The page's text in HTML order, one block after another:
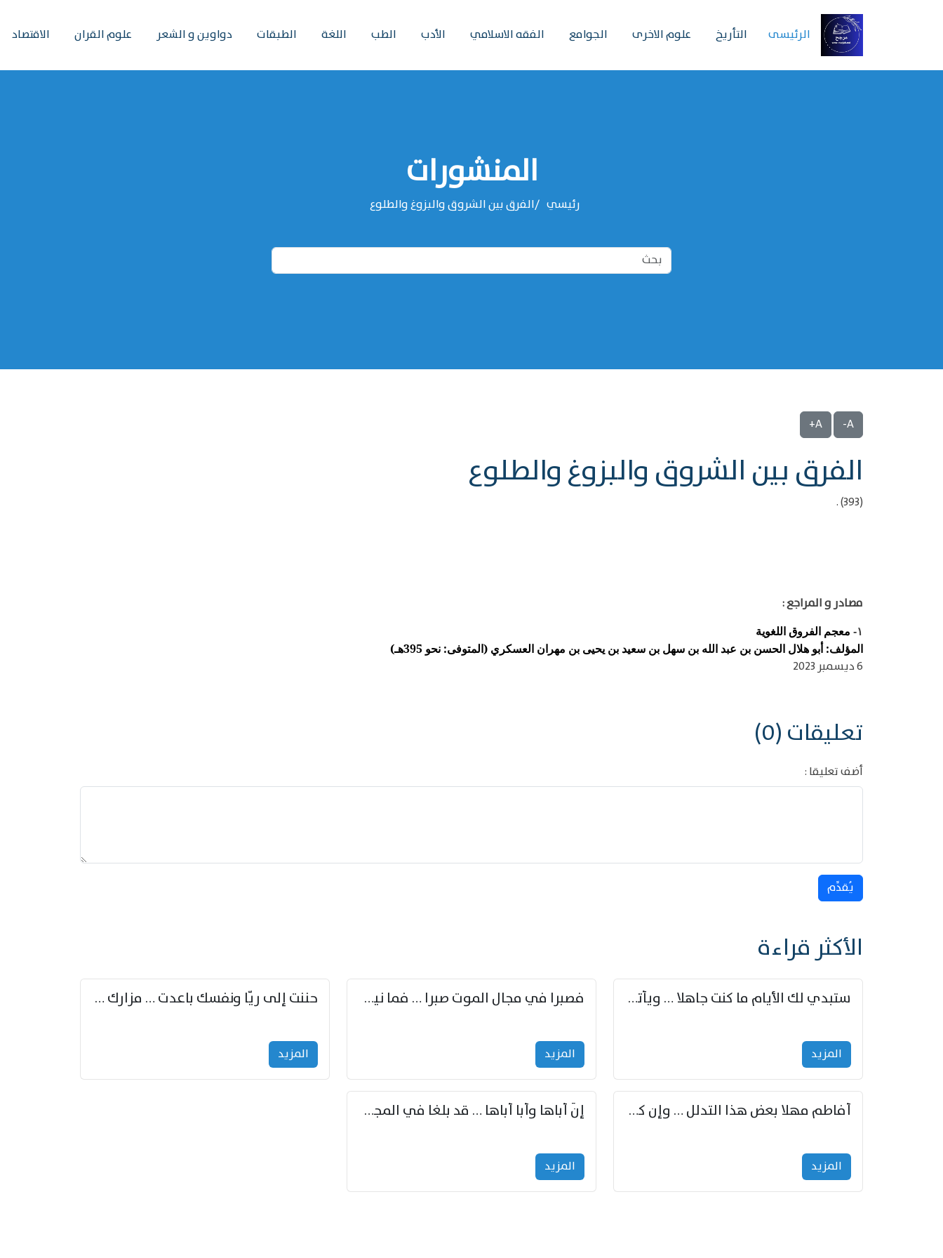
الرئیسی التأريخ علوم الاخرى الجوامع الفقه الاسلامي الأدب الطب اللغة الطبقات دواوين و الشعر علوم القران الاقتصاد
المنشورات
رئيسي الفرق بين الشروق والبزوغ والطلوع
A-
A+
الفرق بين الشروق والبزوغ والطلوع
(393) .
مصادر و المراجع :
١-
معجم الفروق اللغوية
المؤلف: أبو هلال الحسن بن عبد الله بن سهل بن سعيد بن يحيى بن مهران العسكري (المتوفى: نحو 395هـ)
6 ديسمبر 2023
تعليقات (0)
أضف تعليقا :
يُقدِّم
الأكثر قراءة
ستبدي لك الأيام ما كنت جاهلا … ويأتيك بالأخبار من لم تزوّد
المزید
فصبرا في مجال الموت صبرا … فما نيل الخلود بمستطاع
المزید
حننت إلى ريّا ونفسك باعدت … مزارك من ريّا وشعباكما معا
المزید
أفاطم مهلا بعض هذا التدلل … وإن كنت قد أزمعت صرمي فأجملي
المزید
إنّ أباها وأبا أباها … قد بلغا في المجد غايتاها
المزید